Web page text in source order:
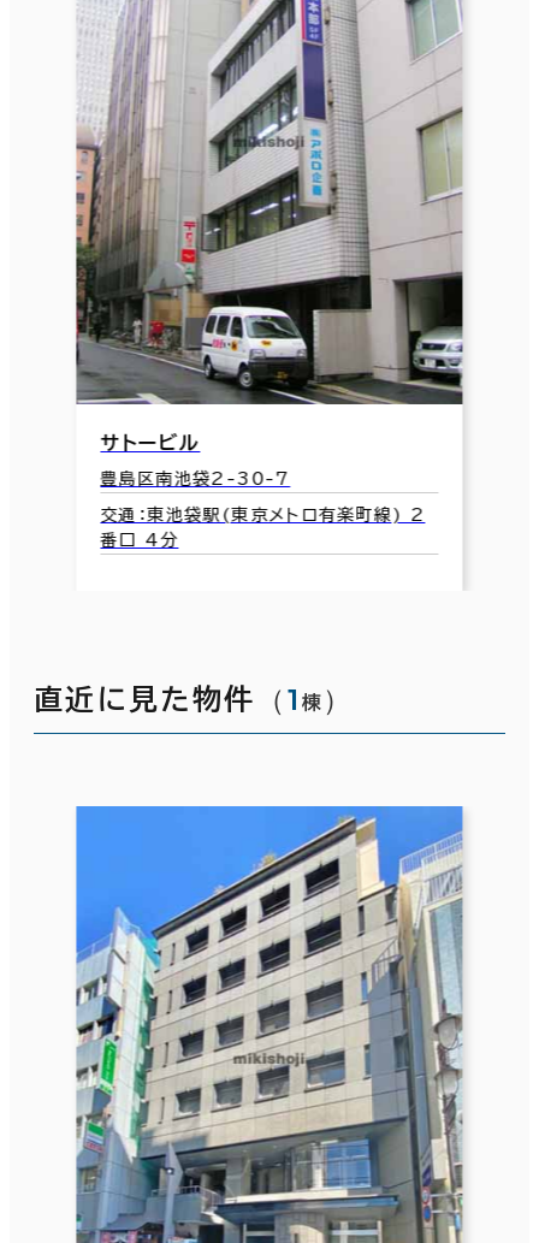
サトービル
豊島区南池袋2-30-7
交通：東池袋駅(東京メトロ有楽町線) 2
番口 4分
直近に見た物件 （1 棟 ）